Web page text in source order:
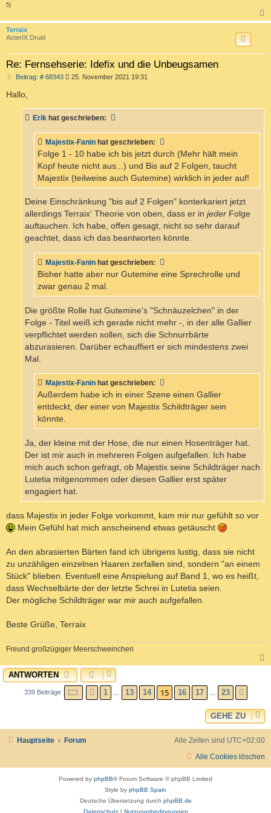
5)
a
Terraix
AsterIX Druid
Re: Fernsehserie: Idefix und die Unbeugsamen
Beitrag: # 68343B
r
a
g
25. November 2021 19:31
Hallo,
Erik hat geschrieben:
Majestix-Fanin hat geschrieben:
Folge 1 - 10 habe ich bis jetzt durch (Mehr hält mein
Kopf heute nicht aus...) und Bis auf 2 Folgen, taucht
Majestix (teilweise auch Gutemine) wirklich in jeder auf!
Deine Einschränkung "bis auf 2 Folgen" konterkariert jetzt
allerdings Terraix' Theorie von oben, dass er in jeder Folge
auftauchen. Ich habe, offen gesagt, nicht so sehr darauf
geachtet, dass ich das beantworten könnte.
Majestix-Fanin hat geschrieben:
Bisher hatte aber nur Gutemine eine Sprechrolle und
zwar genau 2 mal.
Die größte Rolle hat Gutemine's "Schnäuzelchen" in der
Folge - Titel weiß ich gerade nicht mehr -, in der alle Gallier
verpflichtet werden sollen, sich die Schnurrbärte
abzurasieren. Darüber echauffiert er sich mindestens zwei
Mal.
Majestix-Fanin hat geschrieben:
Außerdem habe ich in einer Szene einen Gallier
entdeckt, der einer von Majestix Schildträger sein
könnte.
Ja, der kleine mit der Hose, die nur einen Hosenträger hat.
Der ist mir auch in mehreren Folgen aufgefallen. Ich habe
mich auch schon gefragt, ob Majestix seine Schildträger nach
Lutetia mitgenommen oder diesen Gallier erst später
engagiert hat.
dass Majestix in jeder Folge vorkommt, kam mir nur gefühlt so vor
Mein Gefühl hat mich anscheinend etwas getäuscht
An den abrasierten Bärten fand ich übrigens lustig, dass sie nicht
zu unzähligen einzelnen Haaren zerfallen sind, sondern "an einem
Stück" blieben. Eventuell eine Anspielung auf Band 1, wo es heißt,
dass Wechselbärte der der letzte Schrei in Lutetia seien.
Der mögliche Schildträger war mir auch aufgefallen.
Beste Grüße, Terraix
Freund großzügiger Meerschweinchen
a
ANTWORTEN
339 Beiträge SEITE15 VON 23
VORHERIGE
1 13 14 15 16 17 23
GEHE ZU
Hauptseite Forum Alle Zeiten sind UTC+02:00
Alle Cookies löschen
Powered by phpBB® Forum Software © phpBB Limited
Style by phpBB Spain
Deutsche Übersetzung durch phpBB.de
Datenschutz| Nutzungsbedingungen